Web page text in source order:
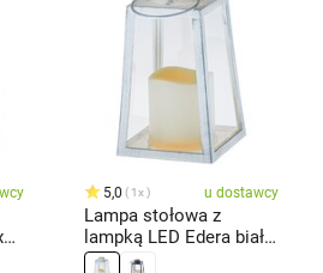
5,0 1x u dostawcy
Lampa stołowa z
lampką LED Edera biała,
10 x 18 x10 cm, plastik,